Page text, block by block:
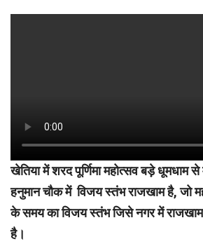
खेतिया में शरद पूर्णिमा महोत्सव बड़े धूमधाम
हनुमान चौक में विजय स्तंभ राजखाम है, जो
के समय का विजय स्तंभ जिसे नगर में राजखाम
है।